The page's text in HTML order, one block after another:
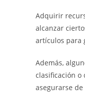
Adquirir
alcanzar
artículos para
Además,
clasificación o
asegurarse